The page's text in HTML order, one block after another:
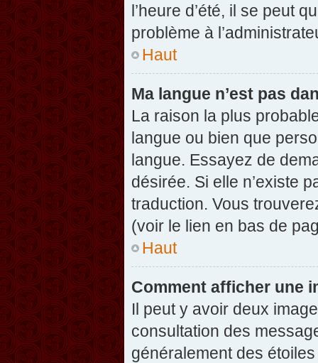
l’heure d’été, il se peut
problème à
Haut
Ma langue n’est pas
La raison la plus
langue ou bien que
langue. Essayez de
désirée. Si elle n’existe
traduction. Vous
(voir le lien en bas de
Haut
Comment afficher une
Il peut y avoir deux
consultation des
généralement des